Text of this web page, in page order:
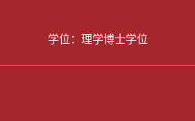
学位：理学博士学位